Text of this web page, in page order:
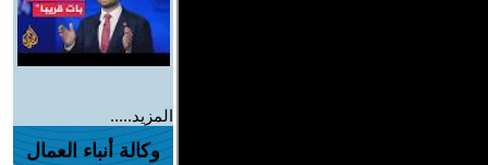
المزيد.....
وكالة أنباء العمال